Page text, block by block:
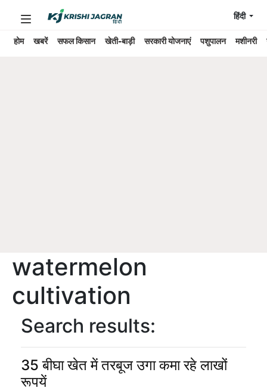
होम खबरें सफल किसान खेती-बाड़ी सरकारी योजनाएं पशुपालन मशीनरी
हिंदी
watermelon
cultivation
Search results:
35 बीघा खेत में तरबूज उगा कमा रहे लाखों
रूपयें